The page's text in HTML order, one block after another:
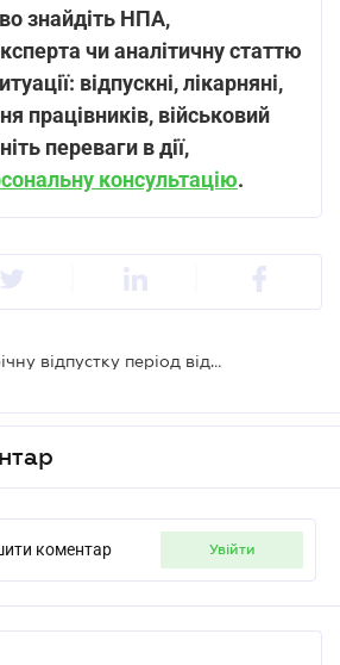
знайдіть НПА,
чи аналітичну статтю
відпускні, лікарняні,
працівників, військовий
переваги в дії,
консультацію.
Чи дає право на щорічну відпустку період відпустки без збереження зарплати
коментар увійти